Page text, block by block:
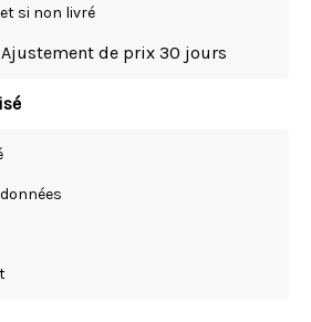
si non livré
de prix 30 jours